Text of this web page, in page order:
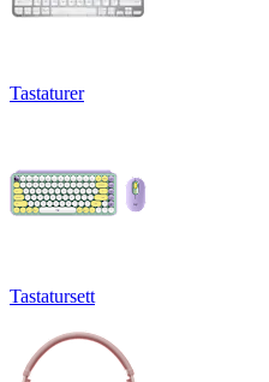
Tastaturer
Tastatursett